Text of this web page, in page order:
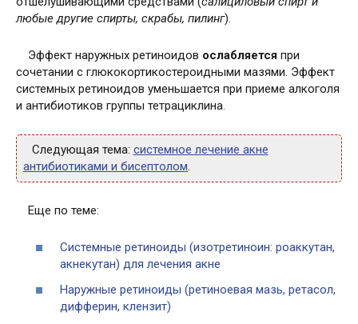
любые другие спирты, скрабы, пилинг).
Эффект наружных ретиноидов ослабляется при
сочетании с глюкокортикостероидными мазями. Эффект
системных ретиноидов уменьшается при приеме алкоголя
и антибиотиков группы тетрациклина.
Следующая тема: системное лечение акне
антибиотиками и бисептолом
Еще по теме:
Системные ретиноиды (изотретиноин: роаккутан,
акнекутан) для лечения акне
Наружные ретиноиды (ретиноевая мазь, ретасол,
дифферин, клензит)